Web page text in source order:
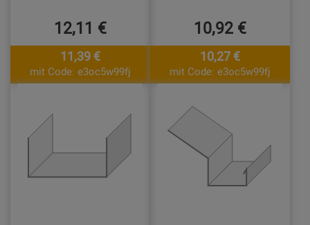
12,11 €
11,39 €
mit Code: e3oc5w99fj
10,92 €
10,27 €
mit Code: e3oc5w99fj